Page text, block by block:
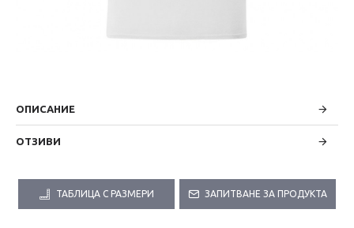
ОПИСАНИЕ
ОТЗИВИ
ТАБЛИЦА С РАЗМЕРИ ЗАПИТВАНЕ ЗА ПРОДУКТА